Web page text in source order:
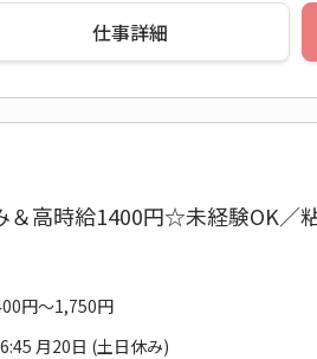
仕事詳細
＆高時給1400円☆未経験OK／
円～1,750円
月20日 (土日休み)